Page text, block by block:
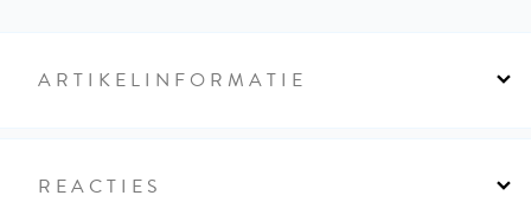
ARTIKELINFORMATIE
REACTIES